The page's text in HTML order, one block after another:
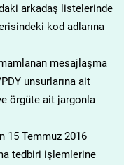
arkadaş listelerinde
kod adlarına
mesajlaşma
unsurlarına ait
örgüte ait jargonla
15 Temmuz 2016
tedbiri işlemlerine